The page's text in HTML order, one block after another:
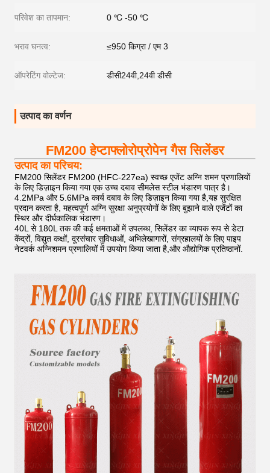
परिवेश का तापमान: 0 ℃ -50 ℃
भराव घनत्व: ≤950 किग्रा / एम 3
ऑपरेटिंग वोल्टेज: डीसी24वी,24वी डीसी
उत्पाद का वर्णन
FM200 हेप्टाफ्लोरोप्रोपेन गैस सिलेंडर
उत्पाद का परिचय:
FM200 सिलेंडर FM200 (HFC-227ea) स्वच्छ एजेंट अग्नि शमन प्रणालियों
के लिए डिज़ाइन किया गया एक उच्च दबाव सीमलेस स्टील भंडारण पात्र है।
4.2MPa और 5.6MPa कार्य दबाव के लिए डिज़ाइन किया गया है,यह सुरक्षित
प्रदान करता है, महत्वपूर्ण अग्नि सुरक्षा अनुप्रयोगों के लिए बुझाने वाले एजेंटों का
स्थिर और दीर्घकालिक भंडारण।
40L से 180L तक की कई क्षमताओं में उपलब्ध, सिलेंडर का व्यापक रूप से डेटा
केंद्रों, विद्युत कक्षों, दूरसंचार सुविधाओं, अभिलेखागारों, संग्रहालयों के लिए पाइप
नेटवर्क अग्निशमन प्रणालियों में उपयोग किया जाता है,और औद्योगिक प्रतिष्ठानों.